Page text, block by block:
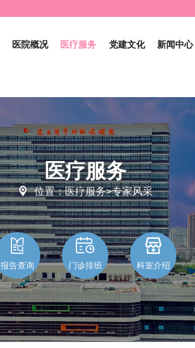
医院概况 医疗服务 党建文化 新闻中心
医疗服务
 位置：医疗服务>专家风采

报告查询

门诊排班

科室介绍